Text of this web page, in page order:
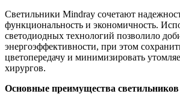
Светильники Mindray сочетают
функциональность и экономичность.
светодиодных технологий позволило
энергоэффективности, при этом
цветопередачу и минимизировать
хирургов.
Основные преимущества